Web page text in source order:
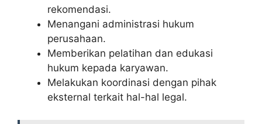
rekomendasi.
Menangani administrasi hukum
perusahaan.
Memberikan pelatihan dan edukasi
hukum kepada karyawan.
Melakukan koordinasi dengan pihak
eksternal terkait hal-hal legal.